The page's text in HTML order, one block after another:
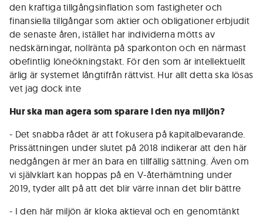
den kraftiga tillgångsinflation som fastigheter och
finansiella tillgångar som aktier och obligationer erbjudit
de senaste åren, istället har individerna mötts av
nedskärningar, nollränta på sparkonton och en närmast
obefintlig löneökningstakt. För den som är intellektuellt
ärlig är systemet långtifrån rättvist. Hur allt detta ska lösas
vet jag dock inte
Hur ska man agera som sparare i den nya miljön?
- Det snabba rådet är att fokusera på kapitalbevarande.
Prissättningen under slutet på 2018 indikerar att den här
nedgången är mer än bara en tillfällig sättning. Även om
vi självklart kan hoppas på en V-återhämtning under
2019, tyder allt på att det blir värre innan det blir bättre
- I den här miljön är kloka aktieval och en genomtänkt